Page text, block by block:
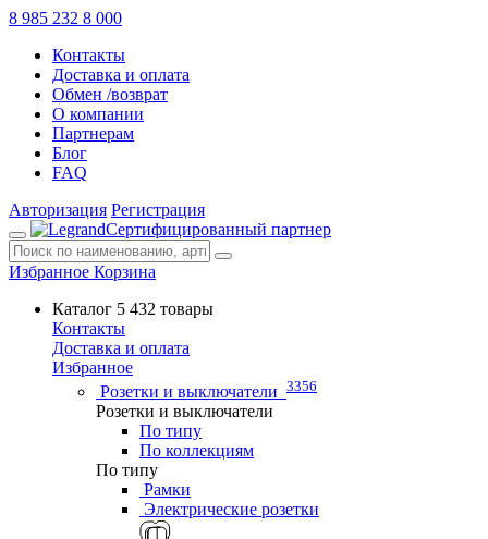
8 985 232 8 000
Контакты
Доставка и оплата
Обмен /возврат
О компании
Партнерам
Блог
FAQ
Авторизация Регистрация
Сертифицированный партнер
Избранное Корзина
Каталог 5 432 товары
Контакты
Доставка и оплата
Избранное
Розетки и выключатели 3356
Розетки и выключатели
По типу
По коллекциям
По типу
Рамки
Электрические розетки